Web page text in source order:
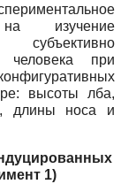
изучение
субъективно
человека при
высоты лба,
длины носа и
1)